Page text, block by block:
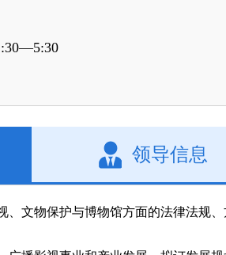
领导信息
、文物保护与博物馆方面的法律法规